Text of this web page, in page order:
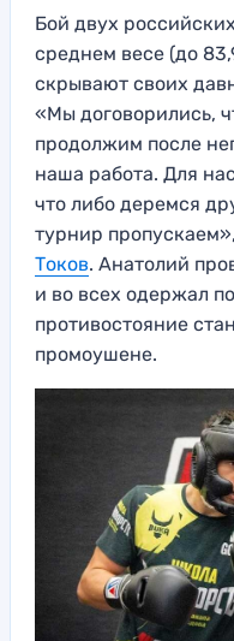
Бой двух
среднем весе (до
скрывают своих
«Мы договорились,
продолжим после
наша работа. Для
что либо деремся
турнир
Токов. Анатолий
и во всех одержал
противостояние
промоушене.